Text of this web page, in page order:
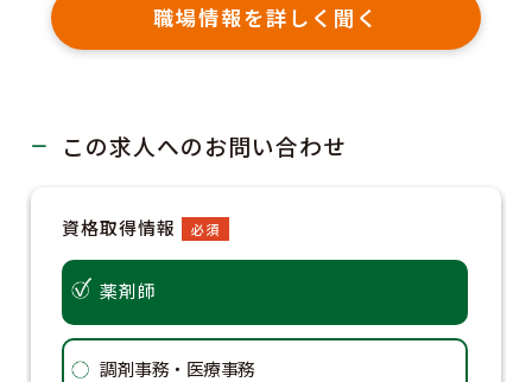
職場情報を詳しく聞く
この求人へのお問い合わせ
資格取得情報 必須
薬剤師
調剤事務・医療事務